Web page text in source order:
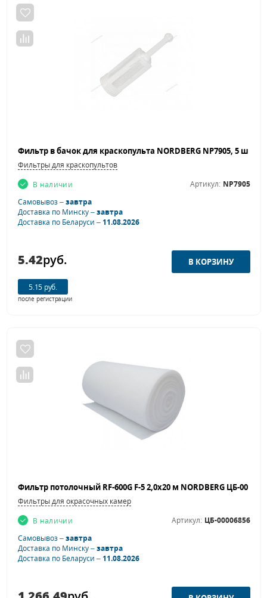
Фильтры для краскопультов
В наличии
Артикул: NP7905
Самовывоз –завтра
Доставка по Минску –завтра
Доставка по Беларуси –11.08.2026
5.42руб.
5.15 руб.
после регистрации
Фильтры для окрасочных камер
В наличии
Артикул: ЦБ-00006856
Самовывоз –завтра
Доставка по Минску –завтра
Доставка по Беларуси –11.08.2026